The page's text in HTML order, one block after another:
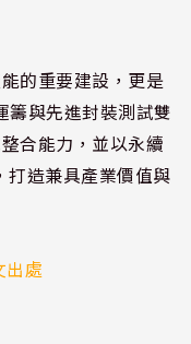
的重要建設，更是
籌與先進封裝測試雙
合能力，並以永續
打造兼具產業價值與
出處